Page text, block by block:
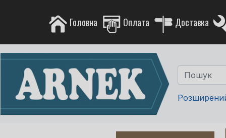
Головна Оплата Доставка